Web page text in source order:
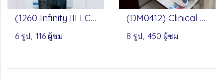
(1260 Infinity III LC System) Analytical HPLC Systems by Agilent
6 รูป, 116 ผู้ชม
(DM0412) Clinical Centrifuge, (MX-S) Vortex Mixer Microplate Mixer, (HB120-S) Dry Bath - Onilab
8 รูป, 450 ผู้ชม